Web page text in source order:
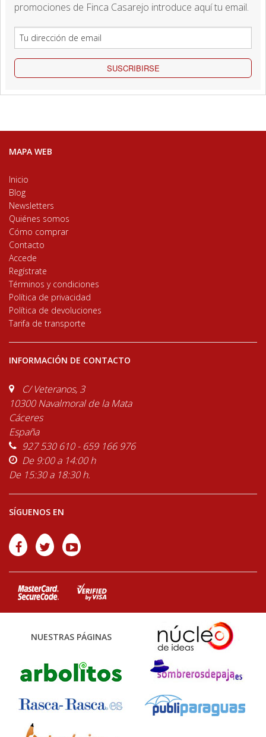
promociones de Finca Casarejo introduce aquí tu email.
SUSCRIBIRSE
MAPA WEB
Inicio
Blog
Newsletters
Quiénes somos
Cómo comprar
Contacto
Accede
Regístrate
Términos y condiciones
Política de privacidad
Política de devoluciones
Tarifa de transporte
INFORMACIÓN DE CONTACTO
C/ Veteranos, 3
10300 Navalmoral de la Mata
Cáceres
España
927 530 610 - 659 166 976
De 9:00 a 14:00 h
De 15:30 a 18:30 h.
SÍGUENOS EN
NUESTRAS PÁGINAS